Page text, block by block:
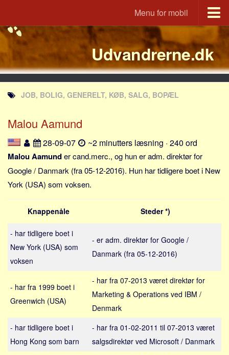
Menu for mobil
Portal
Udvandrerne.dk
Utvandrerne.no
Utvandrarna.se
Tyskland.dk
England.dk
JLKM.dk
Lande
Tyrkiet
Spanien
Sverige
Norge
Thailand
Grækenland
Alle
Nøgleord
Udvandrerne.dk
JOB, BOLIG, GENERELT, KØB, SALG, BOPÆL
Malou Aamund
28-09-07 ~2 minutters læsning · 240 ord
Malou Aamunder cand.merc., og hun er adm. direktør for
Google / Danmark (fra 05-12-2016). Hun har tidligere boet i New
York (USA) som voksen.
Knappenåle Steder *)
- har tidligere boet i
New York (USA) som
voksen
- er adm. direktør for Google /
Danmark (fra 05-12-2016)
- har fra 1999 boet i
Greenwich (USA)
- har fra 07-2013 været direktør for
Marketing & Operations ved IBM /
Denmark
- har tidligere boet i
Hong Kong som barn
- har fra 01-02-2011 til 07-2013 været
salgsdirektør ved Microsoft / Danmark